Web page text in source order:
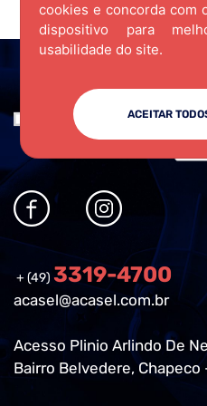
cookies e concorda com
dispositivo para
usabilidade do site.
ACEITAR
+ (49) 3319-4700
acasel@acasel.com.br
Acesso Plinio Arlindo De
Bairro Belvedere, Chapeco